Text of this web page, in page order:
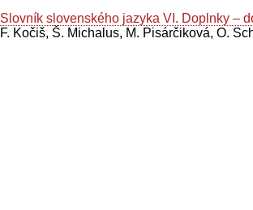
Slovník slovenského jazyka VI. Doplnky –
F. Kočiš, Š. Michalus, M. Pisárčiková, O.